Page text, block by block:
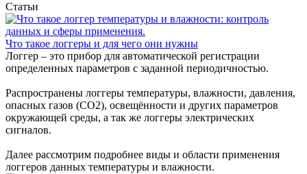
Статьи
Что такое логгеры и для чего они нужны
Логгер – это прибор для автоматической регистрации
определенных параметров с заданной периодичностью.
Распространены логгеры температуры, влажности, давления,
опасных газов (CO2), освещённости и других параметров
окружающей среды, а так же логгеры электрических
сигналов.
Далее рассмотрим подробнее виды и области применения
логгеров данных температуры и влажности.